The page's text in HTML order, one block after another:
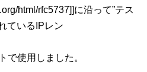
html/rfc5737]]に沿って”テス
ているIPレン
で使用しました。